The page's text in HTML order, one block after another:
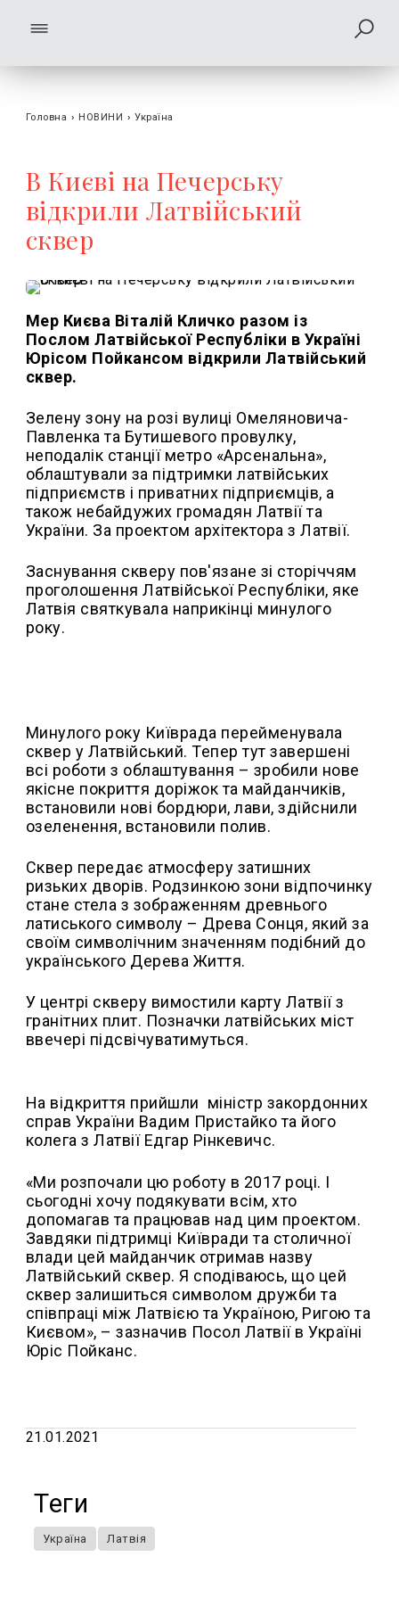
Головна › НОВИНИ › Україна
В Києві на Печерську
відкрили Латвійський
сквер
Мер Києва Віталій Кличко разом із
Послом Латвійської Республіки в Україні
Юрісом Пойкансом відкрили Латвійський
сквер.
Зелену зону на розі вулиці Омеляновича-
Павленка та Бутишевого провулку,
неподалік станції метро «Арсенальна»,
облаштували за підтримки латвійських
підприємств і приватних підприємців, а
також небайдужих громадян Латвії та
України. За проектом архітектора з Латвії.
Заснування скверу пов'язане зі сторіччям
проголошення Латвійської Республіки, яке
Латвія святкувала наприкінці минулого
року.
Минулого року Київрада перейменувала
сквер у Латвійський. Тепер тут завершені
всі роботи з облаштування – зробили нове
якісне покриття доріжок та майданчиків,
встановили нові бордюри, лави, здійснили
озеленення, встановили полив.
Сквер передає атмосферу затишних
ризьких дворів. Родзинкою зони відпочинку
стане стела з зображенням древнього
латиського символу – Древа Сонця, який за
своїм символічним значенням подібний до
українського Дерева Життя.
У центрі скверу вимостили карту Латвії з
гранітних плит. Позначки латвійських міст
ввечері підсвічуватимуться.
На відкриття прийшли міністр закордонних
справ України Вадим Пристайко та його
колега з Латвії Едгар Рінкевичс.
«Ми розпочали цю роботу в 2017 році. І
сьогодні хочу подякувати всім, хто
допомагав та працював над цим проектом.
Завдяки підтримці Київради та столичної
влади цей майданчик отримав назву
Латвійський сквер. Я сподіваюсь, що цей
сквер залишиться символом дружби та
співпраці між Латвією та Україною, Ригою та
Києвом», – зазначив Посол Латвії в Україні
Юріс Пойканс.
21.01.2021
Теги
Україна Латвія